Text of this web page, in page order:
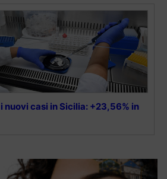
nuovi casi in Sicilia: +23,56% in